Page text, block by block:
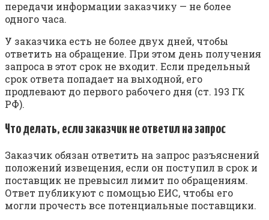
передачи информации заказчику — не более
одного часа.
У заказчика есть не более двух дней, чтобы
ответить на обращение. При этом день получения
запроса в этот срок не входит. Если предельный
срок ответа попадает на выходной, его
продлевают до первого рабочего дня (ст. 193 ГК
РФ).
Что делать, если заказчик не ответил на запрос
Заказчик обязан ответить на запрос разъяснений
положений извещения, если он поступил в срок и
поставщик не превысил лимит по обращениям.
Ответ публикуют с помощью ЕИС, чтобы его
могли прочесть все потенциальные поставщики.